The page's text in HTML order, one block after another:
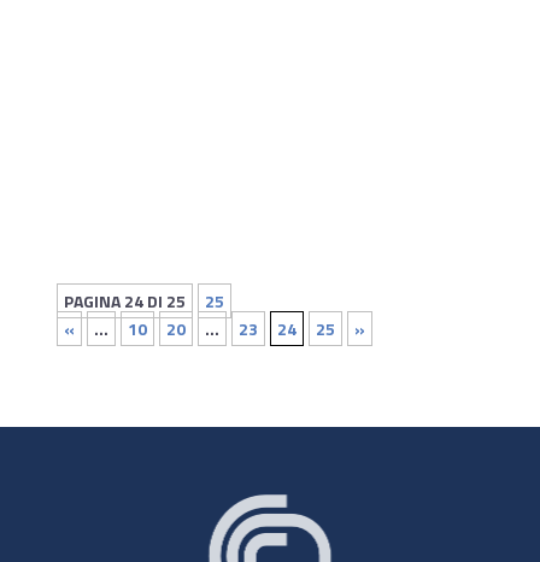
PAGINA 24 DI 25
25
«
... 10 20 ... 23 24 25 »